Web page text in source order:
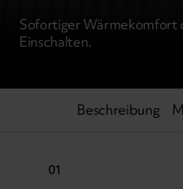
Sofortiger Wärmekomfort
Einschalten.
Beschreibung
01